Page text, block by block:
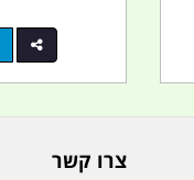
צרו קשר